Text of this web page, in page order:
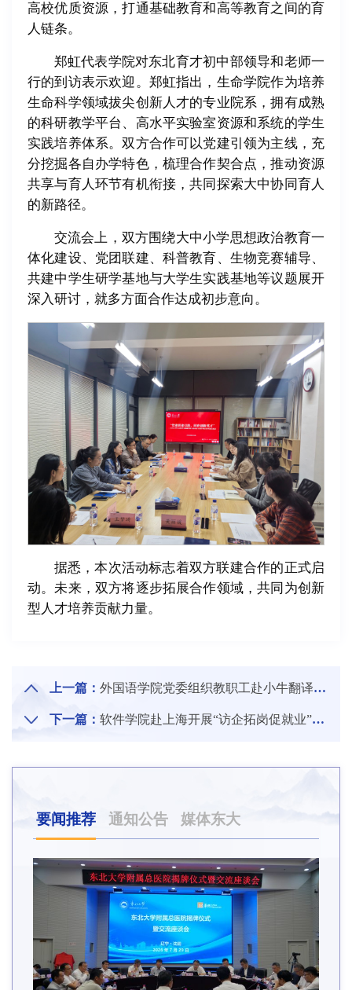
高校优质资源，打通基础教育和高等教育之间的育
人链条。
郑虹代表学院对东北育才初中部领导和老师一
行的到访表示欢迎。 郑虹指出，生命学院作为培养
生命科学领域拔尖创新人才的专业院系，拥有成熟
的科研教学平台、高水平实验室资源和系统的学生
实践培养体系。双方合作可以党建引领为主线，充
分挖掘各自办学特色，梳理合作契合点，推动资源
共享与育人环节有机衔接，共同探索大中协同育人
的新路径。
交流会上，双方围绕大中小学思想政治教育一
体化建设、党团联建、科普教育、生物竞赛辅导、
共建中学生研学基地与大学生实践基地等议题展开
深入研讨，就多方面合作达成初步意向。
据悉，本次活动标志着双方联建合作的正式启
动。未来，双方将逐步拓展合作领域，共同为创新
型人才培养贡献力量。
上一篇： 外国语学院党委组织教职工赴小牛翻译公司参观调研
下一篇： 软件学院赴上海开展“访企拓岗促就业”工作
要闻推荐 通知公告 媒体东大